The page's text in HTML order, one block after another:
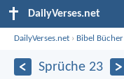
DailyVerses.net
DailyVerses.net › Bibel Bücher
Sprüche 23